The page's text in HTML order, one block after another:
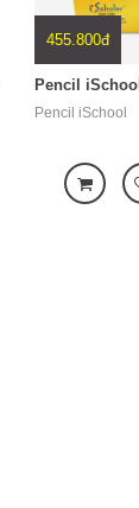
455.800đ
Pencil iSchool
Pencil iSchool